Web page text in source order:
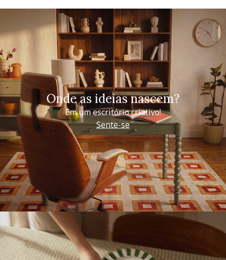
Onde as ideias nascem?
Em um escritório criativo!
Sente-se